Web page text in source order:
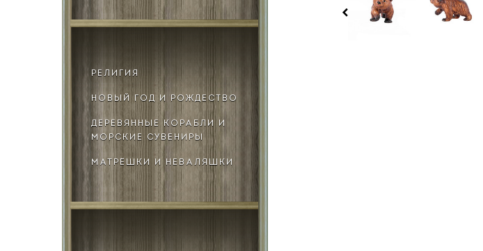
РЕЛИГИЯ
НОВЫЙ ГОД И РОЖДЕСТВО
ДЕРЕВЯННЫЕ КОРАБЛИ И
МОРСКИЕ СУВЕНИРЫ
МАТРЁШКИ И НЕВАЛЯШКИ